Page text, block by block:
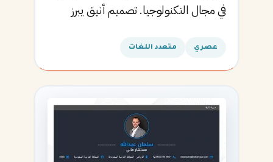
في مجال التكنولوجيا. تصميم أنيق يبرز
عصري متعدد اللغات